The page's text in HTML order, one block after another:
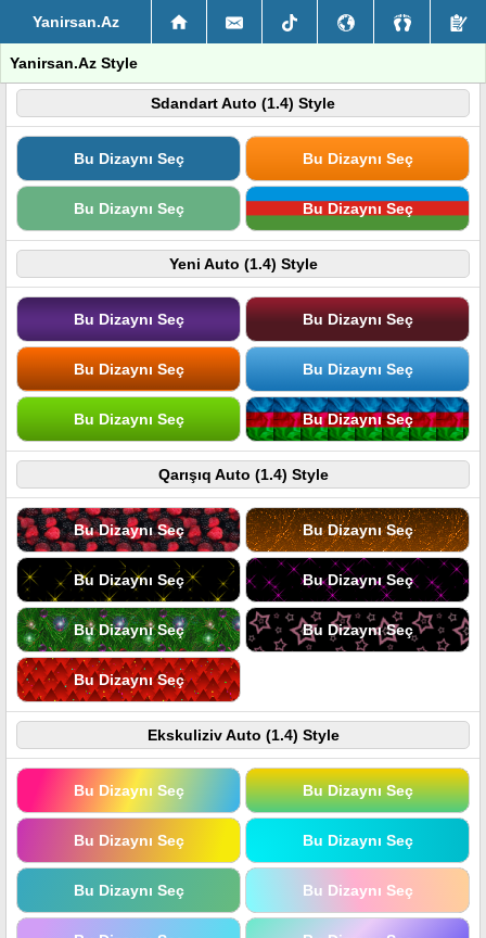
Yanirsan.Az
Yanirsan.Az Style
Sdandart Auto (1.4) Style
Bu Dizaynı Seç Bu Dizaynı Seç
Bu Dizaynı Seç Bu Dizaynı Seç
Yeni Auto (1.4) Style
Bu Dizaynı Seç Bu Dizaynı Seç
Bu Dizaynı Seç Bu Dizaynı Seç
Bu Dizaynı Seç Bu Dizaynı Seç
Qarışıq Auto (1.4) Style
Bu Dizaynı Seç Bu Dizaynı Seç
Bu Dizaynı Seç Bu Dizaynı Seç
Bu Dizaynı Seç Bu Dizaynı Seç
Bu Dizaynı Seç
Ekskuliziv Auto (1.4) Style
Bu Dizaynı Seç Bu Dizaynı Seç
Bu Dizaynı Seç Bu Dizaynı Seç
Bu Dizaynı Seç Bu Dizaynı Seç